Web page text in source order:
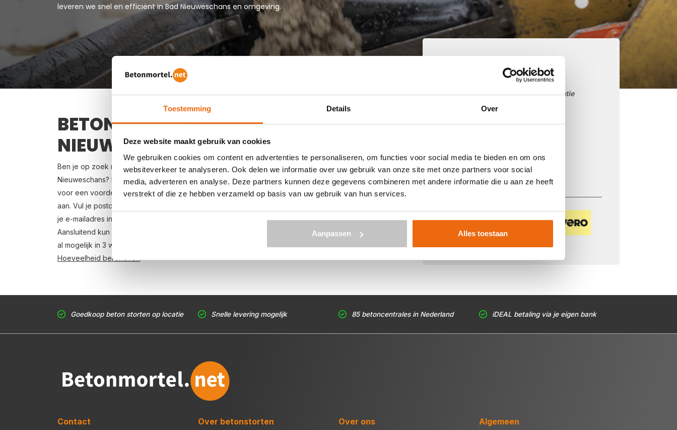
Toestemming Details Over
Deze website maakt gebruik van cookies
We gebruiken cookies om content en advertenties te personaliseren, om functies voor social media te bieden en om ons
websiteverkeer te analyseren. Ook delen we informatie over uw gebruik van onze site met onze partners voor social
media, adverteren en analyse. Deze partners kunnen deze gegevens combineren met andere informatie die u aan ze heeft
verstrekt of die ze hebben verzameld op basis van uw gebruik van hun services.
Aanpassen Alles toestaan
leveren we snel en efficiënt in Bad Nieuweschans en omgeving.
BETON BESTELLEN IN BAD
NIEUWESCHANS
Ben je op zoek naar een leverancier bij jou in de buurt die goedkoop beton kan storten in Bad
Nieuweschans? Dan ben je bij ons aan het juiste adres. Wij bezorgen kant-en-klaar beton in heel Nederland
voor een voordelige prijs. Beton in Bad Nieuweschans bestellen is eenvoudig: vraag vrijblijvend eenofferte
aan. Vul je postcode, het benodigde aantal m3, het type beton, de optionele keuze voor een betonpomp en
je e-mailadres in en ontvang binnen enkele seconden een gerichte prijs per e-mail voor Bad Nieuweschans.
Aansluitend kun je middels de bestellink in de offertemail je beton bestellen. Levering in Bad Nieuweschans is
al mogelijk in 3 werkdagen. Weet je niet hoeveel kuub betonspecie je nodig hebt? Zie voor de berekening:
Hoeveelheid berekenen.
Betonmortel.net
Goedkoop beton storten op locatie
Snelle levering mogelijk
85 betoncentrales in Nederland
Prijs op basis van uw postcode
Regelmatig nieuwe prijzen
Veilig betalen met:
Goedkoop beton storten op locatie Snelle levering mogelijk 85 betoncentrales in Nederland iDEAL betaling via je eigen bank
Contact Over betonstorten Over ons Algemeen